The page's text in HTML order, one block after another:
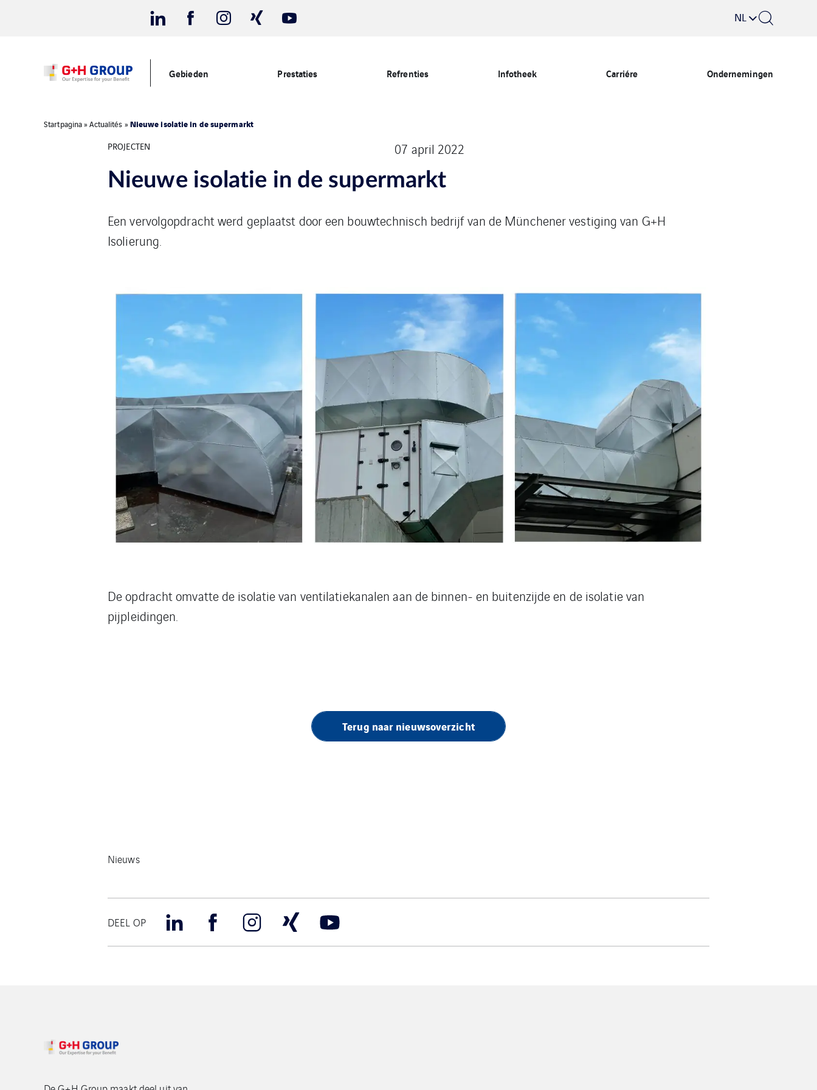
NL
Gebieden Prestaties Refrenties Infotheek Carriére Ondernemingen
Startpagina»Actualités »Nieuwe isolatie in de supermarkt
PROJECTEN
07 april 2022
Nieuwe isolatie in de supermarkt
Een vervolgopdracht werd geplaatst door een bouwtechnisch bedrijf van de Münchener vestiging van G+H
Isolierung.
De opdracht omvatte de isolatie van ventilatiekanalen aan de binnen- en buitenzijde en de isolatie van
pijpleidingen.
Terug naar nieuwsoverzicht
Nieuws
DEEL OP